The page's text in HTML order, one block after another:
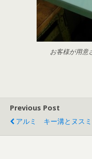
お客様が用意
Previous Post
アルミ キー溝とヌスミ